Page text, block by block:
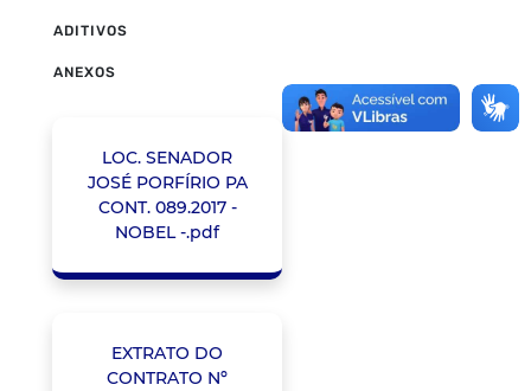
ADITIVOS
ANEXOS
LOC. SENADOR
JOSÉ PORFÍRIO PA
CONT. 089.2017 -
NOBEL -.pdf
EXTRATO DO
CONTRATO Nº